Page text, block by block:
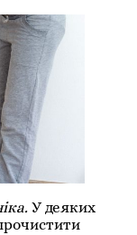
У деяких